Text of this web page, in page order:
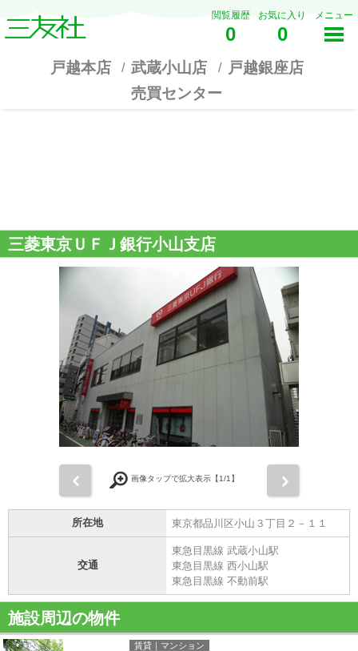
閲覧履歴
0
お気に入り
0
メニュー
戸越本店 武蔵小山店
戸越銀座店
売買センター
三菱東京ＵＦＪ銀行小山支店
画像タップで拡大表示【1/1】
所在地 東京都品川区小山３丁目２－１１
交通
東急目黒線 武蔵小山駅
東急目黒線 西小山駅
東急目黒線 不動前駅
施設周辺の物件
賃貸｜マンション